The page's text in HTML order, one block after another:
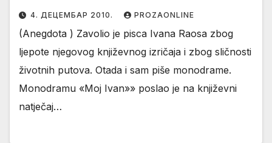
4. ДЕЦЕМБАР 2010. PROZAONLINE
(Anegdota ) Zavolio je pisca Ivana Raosa zbog
ljepote njegovog književnog izričaja i zbog sličnosti
životnih putova. Otada i sam piše monodrame.
Monodramu «Moj Ivan»» poslao je na književni
natječaj…